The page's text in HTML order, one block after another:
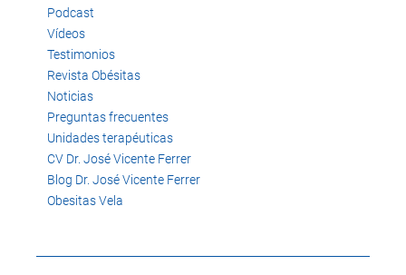
Podcast
Vídeos
Testimonios
Revista Obésitas
Noticias
Preguntas frecuentes
Unidades terapéuticas
CV Dr. José Vicente Ferrer
Blog Dr. José Vicente Ferrer
Obesitas Vela